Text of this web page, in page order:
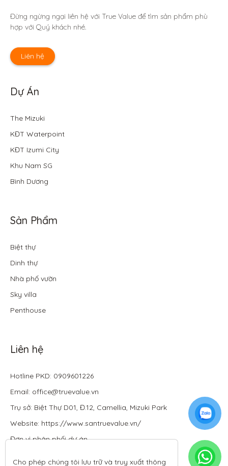
Đừng ngừng ngại liên hệ với True Value để tìm sản phẩm phù
hợp với Quý khách nhé.
Liên hệ
Dự Án
The Mizuki
KĐT Waterpoint
KĐT Izumi City
Khu Nam SG
Bình Dương
Sản Phẩm
Biệt thự
Dinh thự
Nhà phố vườn
Sky villa
Penthouse
Liên hệ
Hotline PKD: 0909601226
Email: office@truevalue.vn
Trụ sở: Biệt Thự D01, Đ.12, Camellia, Mizuki Park
Website: https://www.santruevalue.vn/
Đơn vị phân phối dự án
Cho phép chúng tôi lưu trữ và truy xuất thông